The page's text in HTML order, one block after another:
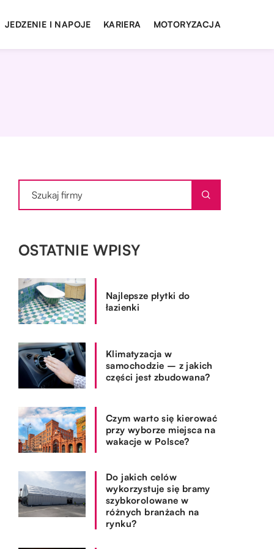
JEDZENIE I NAPOJE KARIERA MOTORYZACJA
OSTATNIE WPISY
Najlepsze płytki do
łazienki
Klimatyzacja w
samochodzie – z jakich
części jest zbudowana?
Czym warto się kierować
przy wyborze miejsca na
wakacje w Polsce?
Do jakich celów
wykorzystuje się bramy
szybkorolowane w
różnych branżach na
rynku?